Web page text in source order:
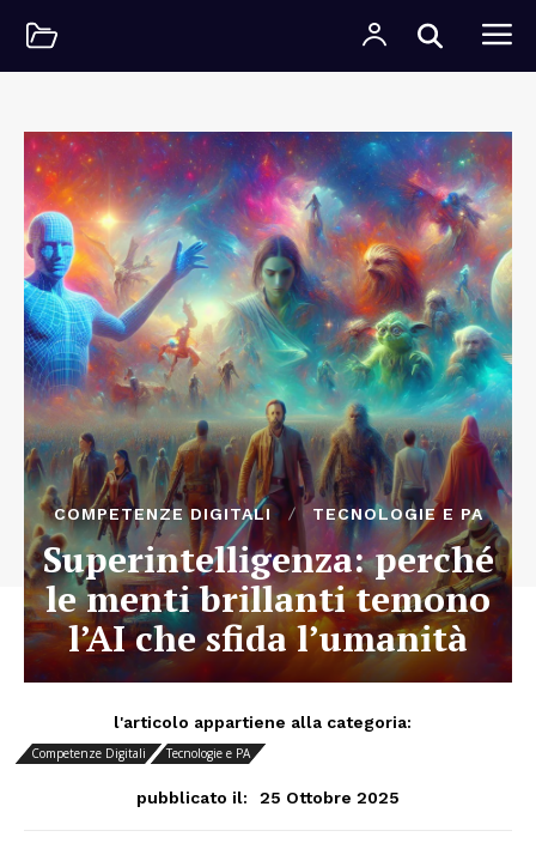
COMPETENZE DIGITALI TECNOLOGIE E PA
Superintelligenza: perché
le menti brillanti temono
l’AI che sfida l’umanità
l'articolo appartiene alla categoria:
Competenze Digitali Tecnologie e PA
pubblicato il: 25 Ottobre 2025